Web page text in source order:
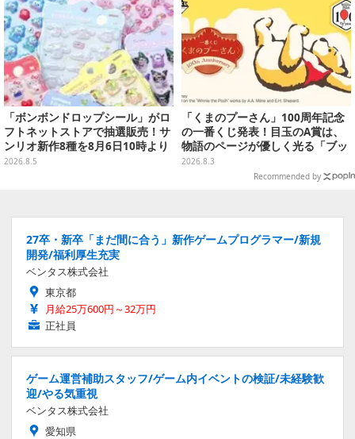
「ボンボンドロップシール」がロ
フトネットストアで抽選販売！サ
ンリオ新作8種を8月6日10時より
受付開始
2026.8.5
「くまのプーさん」100周年記念
の一番くじ発表！目玉のA賞は、
物語のページが優しく光る「ブッ
クシェイプドライト」
2026.8.3
Recommended by
27卒・新卒「まだ間に合う」新作ゲームプログラマー/新規
開発/福利厚生充実
ベンタス株式会社
東京都
月給25万600円～32万円
正社員
ゲーム運営補助スタッフ/ゲーム内イベントの検証/未経験歓
迎/やる気重視
ベンタス株式会社
愛知県